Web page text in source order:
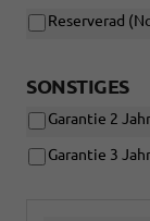
Reserverad
SONSTIGES
Garantie 2
Garantie 3